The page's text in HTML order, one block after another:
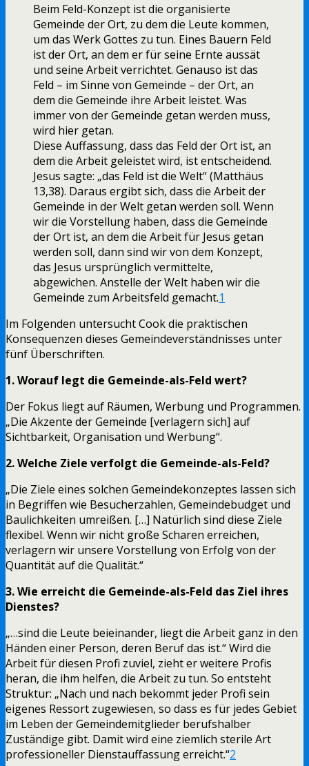
Beim Feld-Konzept ist die organisierte
Gemeinde der Ort, zu dem die Leute kommen,
um das Werk Gottes zu tun. Eines Bauern Feld
ist der Ort, an dem er für seine Ernte aussät
und seine Arbeit verrichtet. Genauso ist das
Feld – im Sinne von Gemeinde – der Ort, an
dem die Gemeinde ihre Arbeit leistet. Was
immer von der Gemeinde getan werden muss,
wird hier getan.
Diese Auffassung, dass das Feld der Ort ist, an
dem die Arbeit geleistet wird, ist entscheidend.
Jesus sagte: „das Feld ist die Welt“ (Matthäus
13,38). Daraus ergibt sich, dass die Arbeit der
Gemeinde in der Welt getan werden soll. Wenn
wir die Vorstellung haben, dass die Gemeinde
der Ort ist, an dem die Arbeit für Jesus getan
werden soll, dann sind wir von dem Konzept,
das Jesus ursprünglich vermittelte,
abgewichen. Anstelle der Welt haben wir die
Gemeinde zum Arbeitsfeld gemacht.1
Im Folgenden untersucht Cook die praktischen
Konsequenzen dieses Gemeindeverständnisses unter
fünf Überschriften.
1. Worauf legt die Gemeinde-als-Feld wert?
Der Fokus liegt auf Räumen, Werbung und Programmen.
„Die Akzente der Gemeinde [verlagern sich] auf
Sichtbarkeit, Organisation und Werbung“.
2. Welche Ziele verfolgt die Gemeinde-als-Feld?
„Die Ziele eines solchen Gemeindekonzeptes lassen sich
in Begriffen wie Besucherzahlen, Gemeindebudget und
Baulichkeiten umreißen. […] Natürlich sind diese Ziele
flexibel. Wenn wir nicht große Scharen erreichen,
verlagern wir unsere Vorstellung von Erfolg von der
Quantität auf die Qualität.“
3. Wie erreicht die Gemeinde-als-Feld das Ziel ihres
Dienstes?
„…sind die Leute beieinander, liegt die Arbeit ganz in den
Händen einer Person, deren Beruf das ist.“ Wird die
Arbeit für diesen Profi zuviel, zieht er weitere Profis
heran, die ihm helfen, die Arbeit zu tun. So entsteht
Struktur: „Nach und nach bekommt jeder Profi sein
eigenes Ressort zugewiesen, so dass es für jedes Gebiet
im Leben der Gemeindemitglieder berufshalber
Zuständige gibt. Damit wird eine ziemlich sterile Art
professioneller Dienstauffassung erreicht.“2